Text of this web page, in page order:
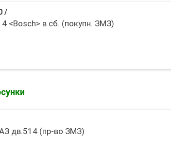
/
<Bosch> в сб. (покупн. ЗМЗ)
дв.514 (пр-во ЗМЗ)